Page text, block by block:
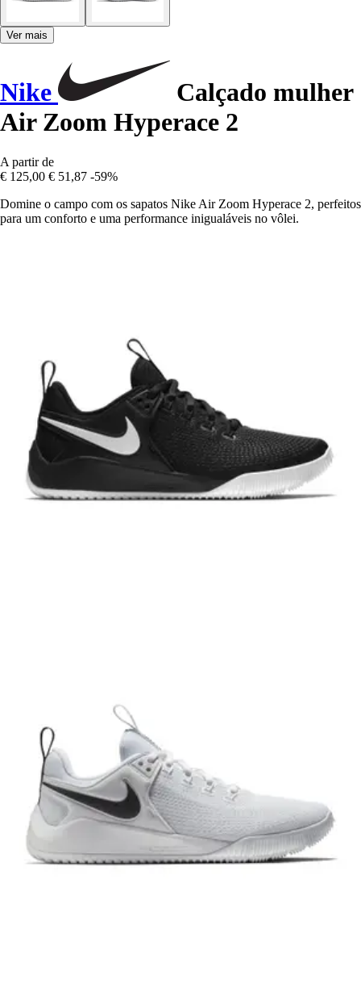
Ver mais
Nike
Calçado mulher
Air Zoom Hyperace 2
A partir de
€ 125,00 € 51,87 -59%
Domine o campo com os sapatos Nike Air Zoom Hyperace 2, perfeitos
para um conforto e uma performance inigualáveis no vôlei.